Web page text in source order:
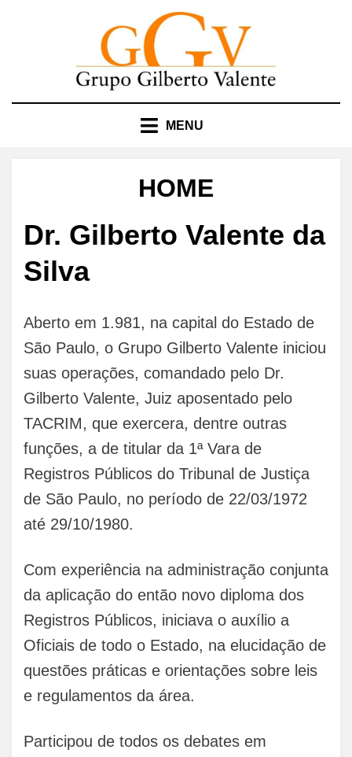
MENU
HOME
Dr. Gilberto Valente da
Silva
Aberto em 1.981, na capital do Estado de
São Paulo, o Grupo Gilberto Valente iniciou
suas operações, comandado pelo Dr.
Gilberto Valente, Juiz aposentado pelo
TACRIM, que exercera, dentre outras
funções, a de titular da 1ª Vara de
Registros Públicos do Tribunal de Justiça
de São Paulo, no período de 22/03/1972
até 29/10/1980.
Com experiência na administração conjunta
da aplicação do então novo diploma dos
Registros Públicos, iniciava o auxílio a
Oficiais de todo o Estado, na elucidação de
questões práticas e orientações sobre leis
e regulamentos da área.
Participou de todos os debates em